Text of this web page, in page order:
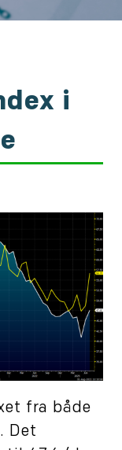
i
fra både
Det